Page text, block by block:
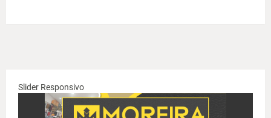
Slider Responsivo